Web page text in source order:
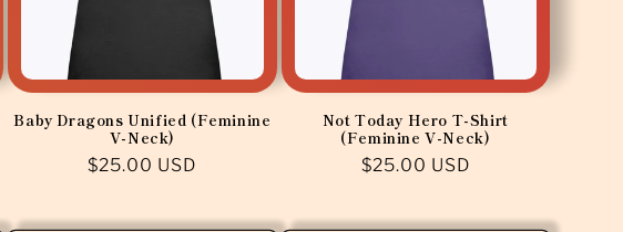
Baby Dragons Unified (Feminine
V-Neck)
Precio
$25.00 USD
Not Today Hero T-Shirt
(Feminine V-Neck)
Precio
$25.00 USD